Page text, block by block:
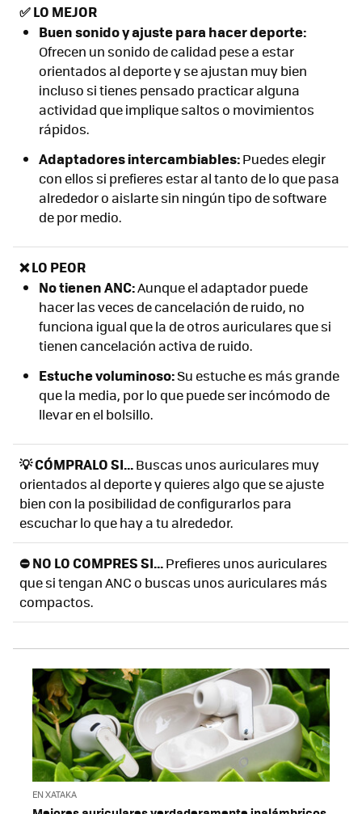
✅LO MEJOR
Buen sonido y ajuste para hacer deporte:
Ofrecen un sonido de calidad pese a estar
orientados al deporte y se ajustan muy bien
incluso si tienes pensado practicar alguna
actividad que implique saltos o movimientos
rápidos.
Adaptadores intercambiables:Puedes elegir
con ellos si prefieres estar al tanto de lo que pasa
alrededor o aislarte sin ningún tipo de software
de por medio.
❌ LO PEOR
No tienen ANC:Aunque el adaptador puede
hacer las veces de cancelación de ruido, no
funciona igual que la de otros auriculares que si
tienen cancelación activa de ruido.
Estuche voluminoso:Su estuche es más grande
que la media, por lo que puede ser incómodo de
llevar en el bolsillo.
💡 CÓMPRALO SI...Buscas unos auriculares muy
orientados al deporte y quieres algo que se ajuste
bien con la posibilidad de configurarlos para
escuchar lo que hay a tu alrededor.
⛔ NO LO COMPRES SI...Prefieres unos auriculares
que si tengan ANC o buscas unos auriculares más
compactos.
EN XATAKA